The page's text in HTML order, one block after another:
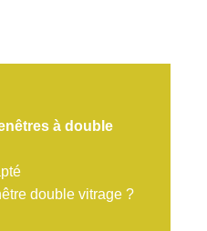
à double
double vitrage ?